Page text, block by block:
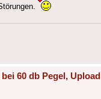
60 db Pegel,